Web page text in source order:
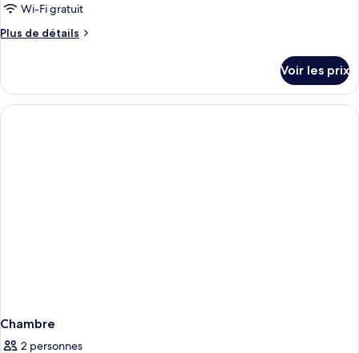
Wi-Fi gratuit
Plus de détails
Plus
le
type
de
Voir les prix
Chambre
2 personnes